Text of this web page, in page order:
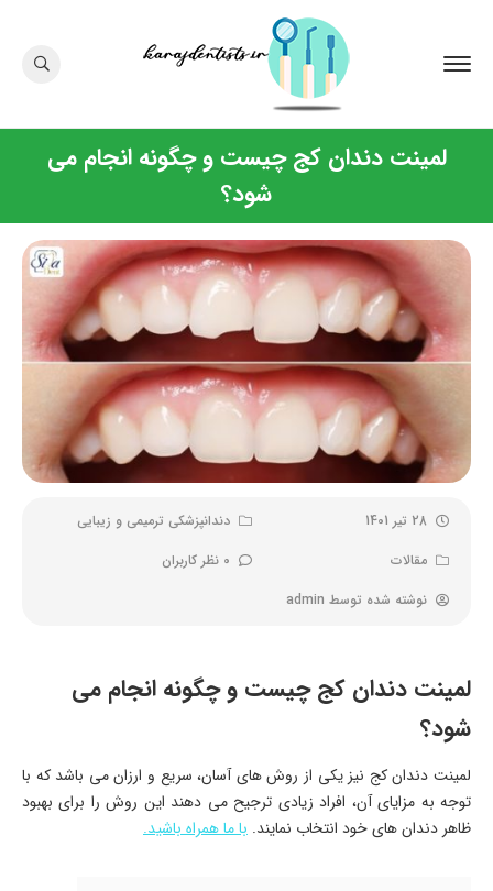
لمینت دندان کج چیست و چگونه انجام می
شود؟
28 تیر 1401
دندانپزشکی ترمیمی و زیبایی
مقالات
0 نظر کاربران
نوشته شده توسط admin
لمینت دندان کج چیست و چگونه انجام می
شود؟
لمینت دندان کج نیز یکی از روش های آسان، سریع و ارزان می باشد که با
توجه به مزایای آن، افراد زیادی ترجیح می دهند این روش را برای بهبود
ظاهر دندان های خود انتخاب نمایند. با ما همراه باشید.